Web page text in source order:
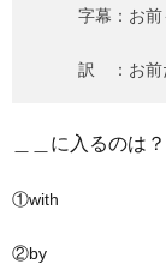
字幕：お
訳 ：お前
＿＿に入るのは？
①with
②by